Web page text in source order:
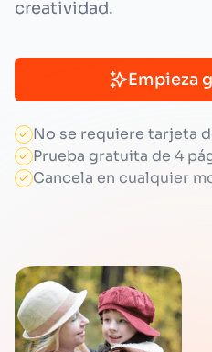
creatividad.
Empieza
No se requiere tarjeta
Prueba gratuita de 4
Cancela en cualquier